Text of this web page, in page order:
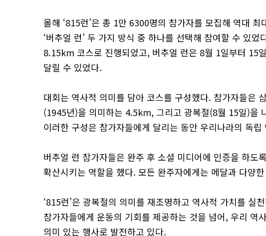
올해 ‘815런’은 총 1만 6300명의 참가자를 모집해 역대
‘버추얼 런’ 두 가지 방식 중 하나를 선택해 참여할 수 있
8.15km 코스로 진행되었고, 버추얼 런은 8월 1일부터 15
달릴 수 있었다.
대회는 역사적 의미를 담아 코스를 구성했다. 참가자들은
(1945년)을 의미하는 4.5km, 그리고 광복절(8월 15일)을
이러한 구성은 참가자들에게 달리는 동안 우리나라의 독
버추얼 런 참가자들은 완주 후 소셜 미디어에 인증을 하도
확산시키는 역할을 했다. 모든 완주자에게는 메달과 다양
‘815런’은 광복절의 의미를 재조명하고 역사적 가치를 실
참가자들에게 운동의 기회를 제공하는 것을 넘어, 우리 역
의미 있는 행사로 발전하고 있다.